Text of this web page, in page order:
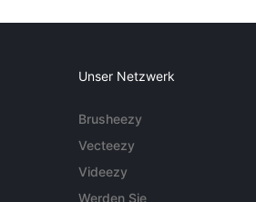
Unser Netzwerk
Brusheezy
Vecteezy
Videezy
Werden Sie